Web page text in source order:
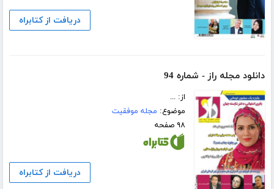
دریافت از کتابراه
دانلود مجله راز - شماره 94
از: ...
موضوع: مجله موفقیت
۹۸ صفحه
دریافت از کتابراه